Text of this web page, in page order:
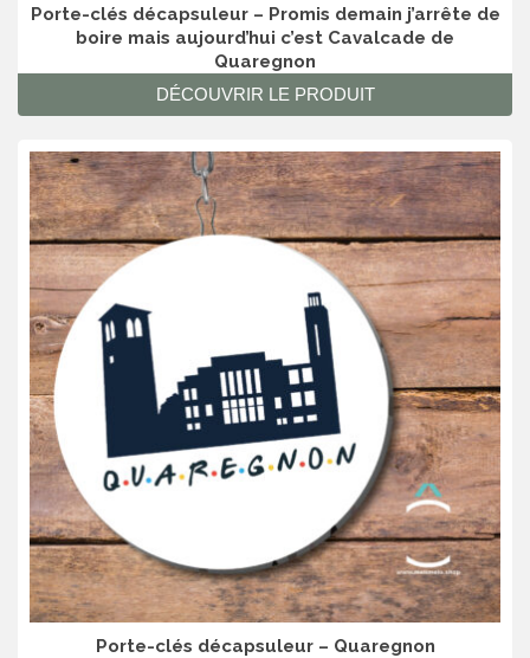
Porte-clés décapsuleur – Promis demain j’arrête de
boire mais aujourd’hui c’est Cavalcade de
Quaregnon
DÉCOUVRIR LE PRODUIT
Porte-clés décapsuleur – Quaregnon